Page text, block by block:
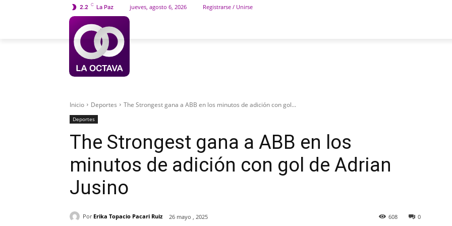
2.2 C La Paz jueves, agosto 6, 2026 Registrarse / Unirse
Inicio Deportes The Strongest gana a ABB en los minutos de adición con gol...
Deportes
The Strongest gana a ABB en los
minutos de adición con gol de Adrian
Jusino
Por Erika Topacio Pacari Ruiz 26 mayo , 2025 0
608